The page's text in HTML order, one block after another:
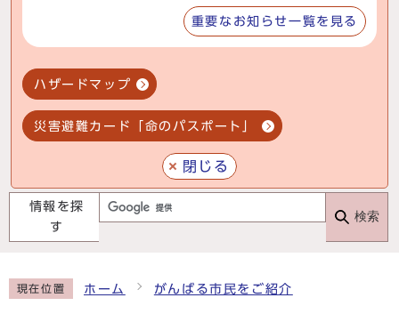
重要なお知らせ一覧を見る
ハザードマップ
災害避難カード「命のパスポート」
閉じる
情報を探
す
検索
現在位置 ホーム がんばる市民をご紹介